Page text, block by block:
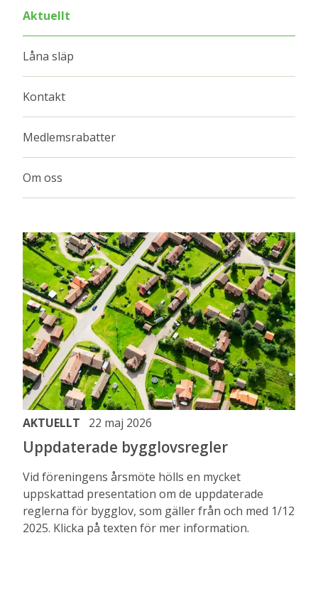
Aktuellt
Låna släp
Kontakt
Medlemsrabatter
Om oss
AKTUELLT 22 maj 2026
Uppdaterade bygglovsregler
Vid föreningens årsmöte hölls en mycket
uppskattad presentation om de uppdaterade
reglerna för bygglov, som gäller från och med 1/12
2025. Klicka på texten för mer information.